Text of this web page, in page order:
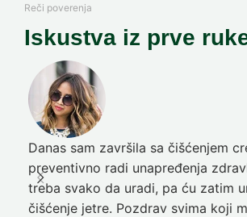
Reči poverenja
Iskustva iz prve
Danas sam završila sa čišćenjem
preventivno radi unapređenja
treba svako da uradi, pa ću zatim
čišćenje jetre. Pozdrav svima koji